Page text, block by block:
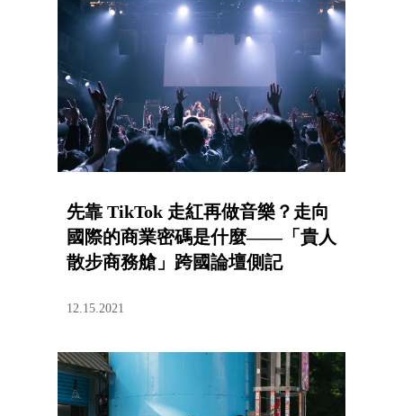
先靠 TikTok 走紅再做音樂？走向
國際的商業密碼是什麼——「貴人
散步商務艙」跨國論壇側記
12.15.2021